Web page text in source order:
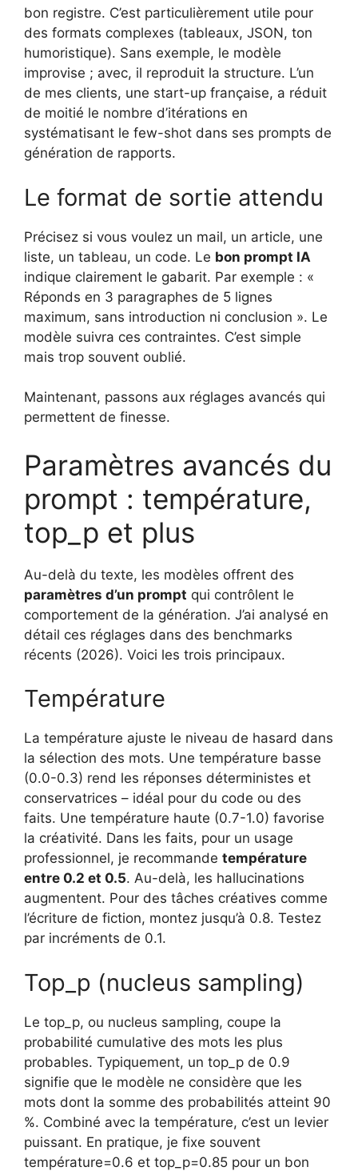
bon registre. C’est particulièrement utile pour
des formats complexes (tableaux, JSON, ton
humoristique). Sans exemple, le modèle
improvise ; avec, il reproduit la structure. L’un
de mes clients, une start-up française, a réduit
de moitié le nombre d’itérations en
systématisant le few-shot dans ses prompts de
génération de rapports.
Le format de sortie attendu
Précisez si vous voulez un mail, un article, une
liste, un tableau, un code. Le bon prompt IA
indique clairement le gabarit. Par exemple : «
Réponds en 3 paragraphes de 5 lignes
maximum, sans introduction ni conclusion ». Le
modèle suivra ces contraintes. C’est simple
mais trop souvent oublié.
Maintenant, passons aux réglages avancés qui
permettent de finesse.
Paramètres avancés du
prompt : température,
top_p et plus
Au-delà du texte, les modèles offrent des
paramètres d’un prompt qui contrôlent le
comportement de la génération. J’ai analysé en
détail ces réglages dans des benchmarks
récents (2026). Voici les trois principaux.
Température
La température ajuste le niveau de hasard dans
la sélection des mots. Une température basse
(0.0-0.3) rend les réponses déterministes et
conservatrices – idéal pour du code ou des
faits. Une température haute (0.7-1.0) favorise
la créativité. Dans les faits, pour un usage
professionnel, je recommande température
entre 0.2 et 0.5. Au-delà, les hallucinations
augmentent. Pour des tâches créatives comme
l’écriture de fiction, montez jusqu’à 0.8. Testez
par incréments de 0.1.
Top_p (nucleus sampling)
Le top_p, ou nucleus sampling, coupe la
probabilité cumulative des mots les plus
probables. Typiquement, un top_p de 0.9
signifie que le modèle ne considère que les
mots dont la somme des probabilités atteint 90
%. Combiné avec la température, c’est un levier
puissant. En pratique, je fixe souvent
température=0.6 et top_p=0.85 pour un bon